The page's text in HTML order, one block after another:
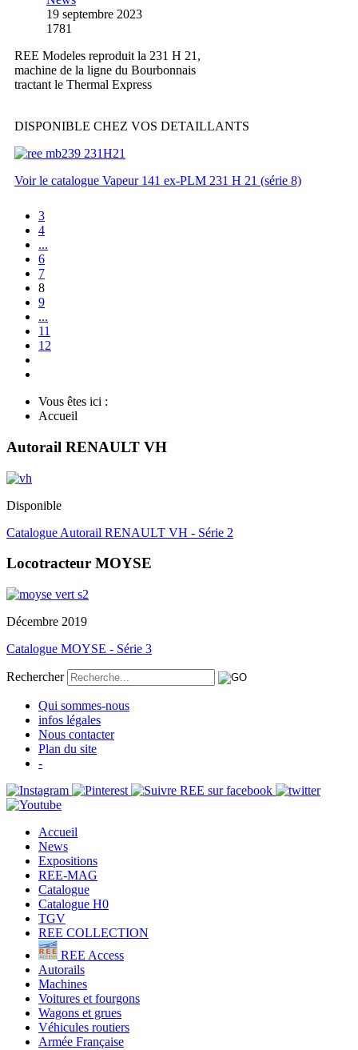
19 septembre 2023
1781
REE Modeles reproduit la 231 H 21,
machine de la ligne du Bourbonnais
tractant le Thermal Express
DISPONIBLE CHEZ VOS DETAILLANTS
Voir le catalogue Vapeur 141 ex-PLM 231 H 21 (série 8)
3
4
...
6
7
8
9
...
11
12
Vous êtes ici :
Accueil
Autorail RENAULT VH
Disponible
Catalogue Autorail RENAULT VH - Série 2
Locotracteur MOYSE
Décembre 2019
Catalogue MOYSE - Série 3
Rechercher
Qui sommes-nous
infos légales
Nous contacter
Plan du site
-
Accueil
News
Expositions
REE-MAG
Catalogue
Catalogue H0
TGV
REE COLLECTION
REE Access
Autorails
Machines
Voitures et fourgons
Wagons et grues
Véhicules routiers
Armée Française